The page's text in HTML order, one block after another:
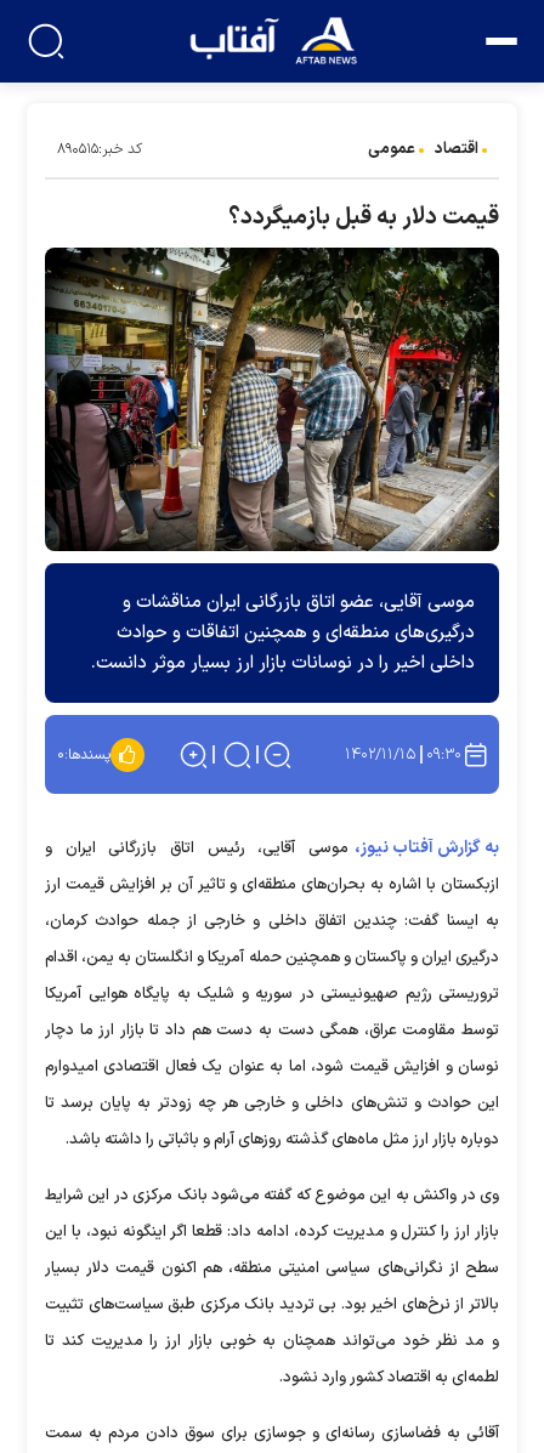
اقتصاد عمومی کد خبر:۸۹۰۵۱۵
قیمت دلار به قبل بازمیگردد؟
موسی آقایی، عضو اتاق بازرگانی ایران مناقشات و
درگیری‌های منطقه‌ای و همچنین اتفاقات و حوادث
داخلی اخیر را در نوسانات بازار ارز بسیار موثر دانست.
۰۹:۳۰ ۱۴۰۲/۱۱/۱۵ پسندها:۰
به گزارش آفتاب نیوز، موسی آقایی، رئیس اتاق بازرگانی ایران و
ازبکستان با اشاره به بحران‌های منطقه‌ای و تاثیر آن بر افزایش قیمت ارز
به ایسنا گفت: چندین اتفاق داخلی و خارجی از جمله حوادث کرمان،
درگیری ایران و پاکستان و همچنین حمله آمریکا و انگلستان به یمن، اقدام
تروریستی رژیم صهیونیستی در سوریه و شلیک به پایگاه هوایی آمریکا
توسط مقاومت عراق، همگی دست به دست هم داد تا بازار ارز ما دچار
نوسان و افزایش قیمت شود، اما به عنوان یک فعال اقتصادی امیدوارم
این حوادث و تنش‌های داخلی و خارجی هر چه زودتر به پایان برسد تا
دوباره بازار ارز مثل ماه‌های گذشته روز‌های آرام و باثباتی را داشته باشد.
وی در واکنش به این موضوع که گفته می‌شود بانک مرکزی در این شرایط
بازار ارز را کنترل و مدیریت کرده، ادامه داد: قطعا اگر اینگونه نبود، با این
سطح از نگرانی‌های سیاسی امنیتی منطقه، هم اکنون قیمت دلار بسیار
بالاتر از نرخ‌های اخیر بود. بی تردید بانک مرکزی طبق سیاست‌های تثبیت
و مد نظر خود می‌تواند همچنان به خوبی بازار ارز را مدیریت کند تا
لطمه‌ای به اقتصاد کشور وارد نشود.
آقائی به فضاسازی رسانه‌ای و جوسازی برای سوق دادن مردم به سمت